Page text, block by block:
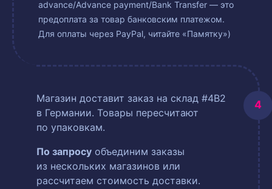
advance/Advance payment/Bank Transfer — это
предоплата за товар банковским платежом.
Для оплаты через PayPal, читайте «Памятку»)
Магазин доставит заказ на склад #4B2
в Германии. Товары пересчитают
по упаковкам.
По запросу объединим заказы
из нескольких магазинов или
рассчитаем стоимость доставки.